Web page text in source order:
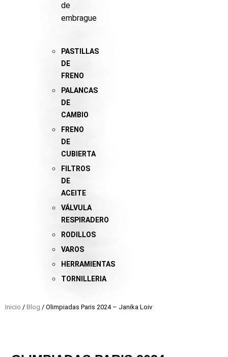
de
embrague
PASTILLAS
DE
FRENO
PALANCAS
DE
CAMBIO
FRENO
DE
CUBIERTA
FILTROS
DE
ACEITE
VÁLVULA
RESPIRADERO
RODILLOS
VAROS
HERRAMIENTAS
TORNILLERIA
Inicio / Blog / Olimpiadas Paris 2024 – Janika Loiv